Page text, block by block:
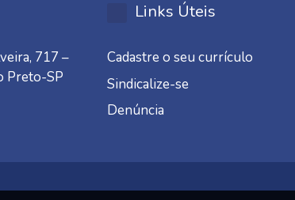
717 –
Preto-SP
Links Úteis
Cadastre o seu currículo
Sindicalize-se
Denúncia